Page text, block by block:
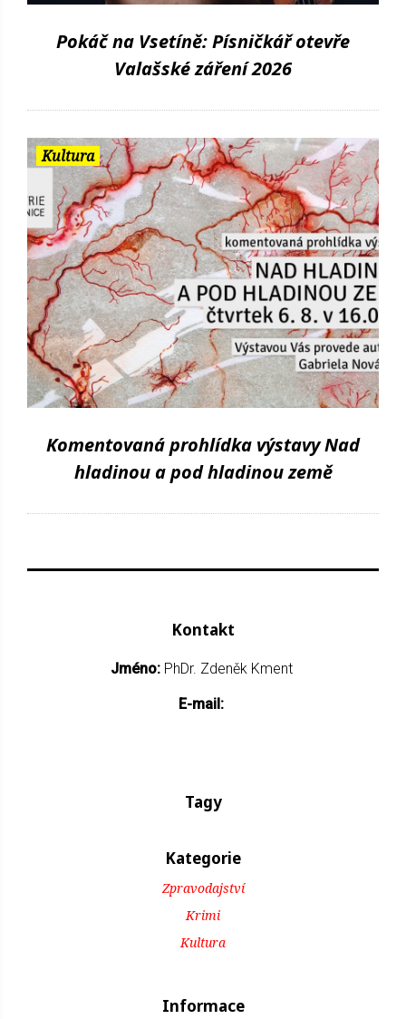
Pokáč na Vsetíně: Písničkář otevře
Valašské záření 2026
Kultura
Komentovaná prohlídka výstavy Nad
hladinou a pod hladinou země
Kontakt
Jméno: PhDr. Zdeněk Kment
E-mail:
Tagy
Kategorie
Zpravodajství
Krimi
Kultura
Informace